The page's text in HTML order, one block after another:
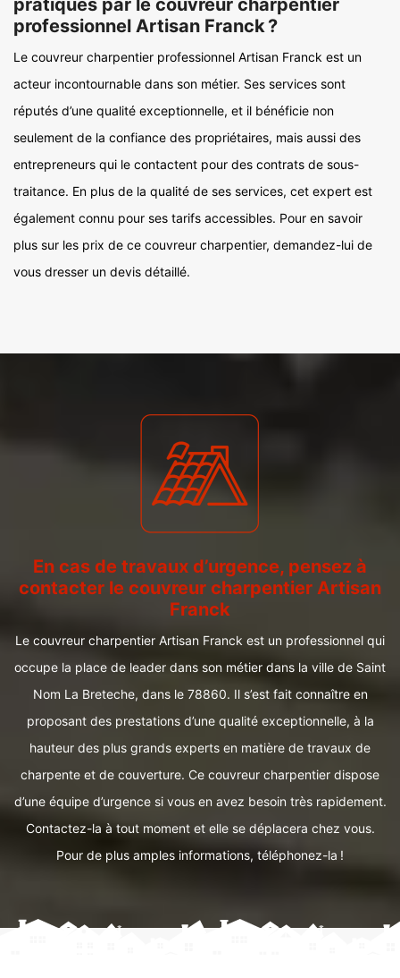
pratiqués par le couvreur charpentier
professionnel Artisan Franck ?
Le couvreur charpentier professionnel Artisan Franck est un
acteur incontournable dans son métier. Ses services sont
réputés d’une qualité exceptionnelle, et il bénéficie non
seulement de la confiance des propriétaires, mais aussi des
entrepreneurs qui le contactent pour des contrats de sous-
traitance. En plus de la qualité de ses services, cet expert est
également connu pour ses tarifs accessibles. Pour en savoir
plus sur les prix de ce couvreur charpentier, demandez-lui de
vous dresser un devis détaillé.
En cas de travaux d’urgence, pensez à
contacter le couvreur charpentier Artisan
Franck
Le couvreur charpentier Artisan Franck est un professionnel qui
occupe la place de leader dans son métier dans la ville de Saint
Nom La Breteche, dans le 78860. Il s’est fait connaître en
proposant des prestations d’une qualité exceptionnelle, à la
hauteur des plus grands experts en matière de travaux de
charpente et de couverture. Ce couvreur charpentier dispose
d’une équipe d’urgence si vous en avez besoin très rapidement.
Contactez-la à tout moment et elle se déplacera chez vous.
Pour de plus amples informations, téléphonez-la !